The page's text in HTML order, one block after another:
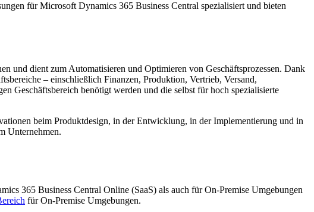
für Microsoft Dynamics 365 Business Central spezialisiert und bieten
und dient zum Automatisieren und Optimieren von Geschäftsprozessen. Dank
– einschließlich Finanzen, Produktion, Vertrieb, Versand,
Geschäftsbereich benötigt werden und die selbst für hoch spezialisierte
beim Produktdesign, in der Entwicklung, in der Implementierung und in
Unternehmen.
365 Business Central Online (SaaS) als auch für On-Premise Umgebungen
für On-Premise Umgebungen.